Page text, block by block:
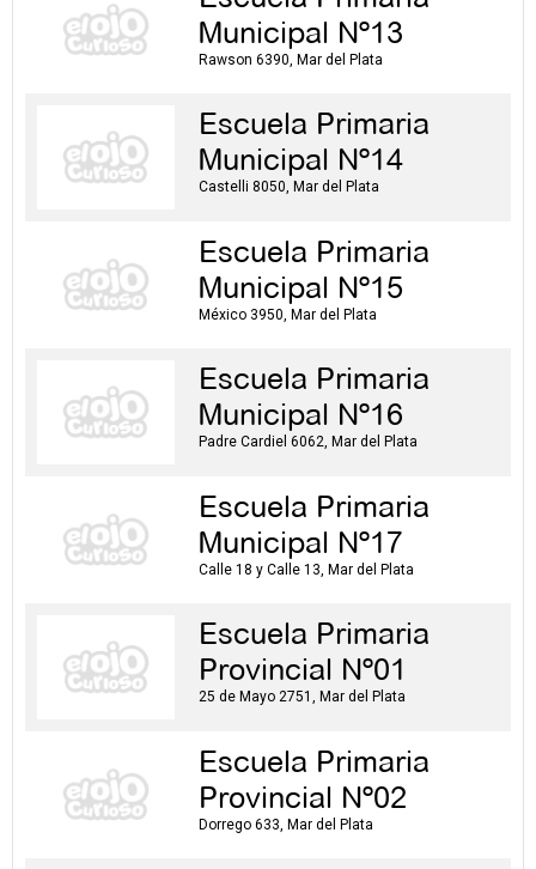
Municipal Nº13
Rawson 6390, Mar del Plata
Escuela Primaria
Municipal Nº14
Castelli 8050, Mar del Plata
Escuela Primaria
Municipal Nº15
México 3950, Mar del Plata
Escuela Primaria
Municipal Nº16
Padre Cardiel 6062, Mar del Plata
Escuela Primaria
Municipal Nº17
Calle 18 y Calle 13, Mar del Plata
Escuela Primaria
Provincial Nº01
25 de Mayo 2751, Mar del Plata
Escuela Primaria
Provincial Nº02
Dorrego 633, Mar del Plata